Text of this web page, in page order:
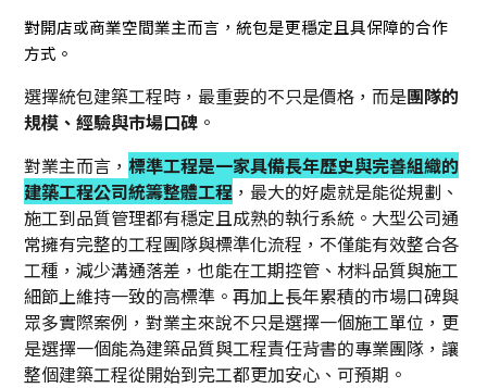
對開店或商業空間業主而言，統包是更穩定且具保障的合作
方式。
選擇統包建築工程時，最重要的不只是價格，而是團隊的
規模、經驗與市場口碑 。
對業主而言，標準工程是一家具備長年歷史與完善組織的
建築工程公司統籌整體工程 ，最大的好處就是能從規劃、
施工到品質管理都有穩定且成熟的執行系統。大型公司通
常擁有完整的工程團隊與標準化流程，不僅能有效整合各
工種，減少溝通落差，也能在工期控管、材料品質與施工
細節上維持一致的高標準。再加上長年累積的市場口碑與
眾多實際案例，對業主來說不只是選擇一個施工單位，更
是選擇一個能為建築品質與工程責任背書的專業團隊，讓
整個建築工程從開始到完工都更加安心、可預期。